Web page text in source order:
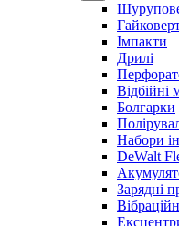
Імпакти
Дрилі
Відбійні
Болгарки
Набори
DeWalt
Зарядні